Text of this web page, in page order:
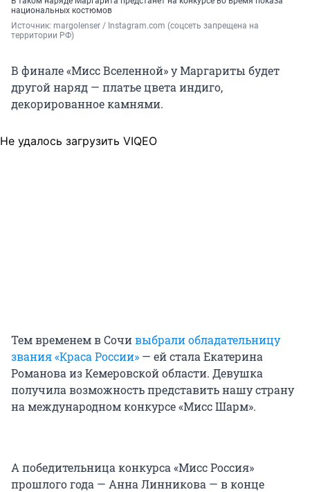
национальных костюмов
Источник: margolenser / Instagram.com (соцсеть запрещена на
территории РФ)
В финале «Мисс Вселенной» у Маргариты будет
другой наряд — платье цвета индиго,
декорированное камнями.
Не удалось загрузить VIQEO
Тем временем в Сочивыбрали обладательницу
звания «Краса России» — ей стала Екатерина
Романова из Кемеровской области. Девушка
получила возможность представить нашу страну
на международном конкурсе «Мисс Шарм».
А победительница конкурса «Мисс Россия»
прошлого года — Анна Линникова — в конце